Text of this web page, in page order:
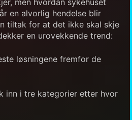
en alvorlig hendelse blir
tiltak for at det ikke skal skje
en urovekkende trend:
løsningene fremfor de
inn i tre kategorier etter hvor